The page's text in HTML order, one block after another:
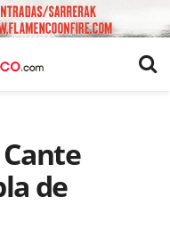
de